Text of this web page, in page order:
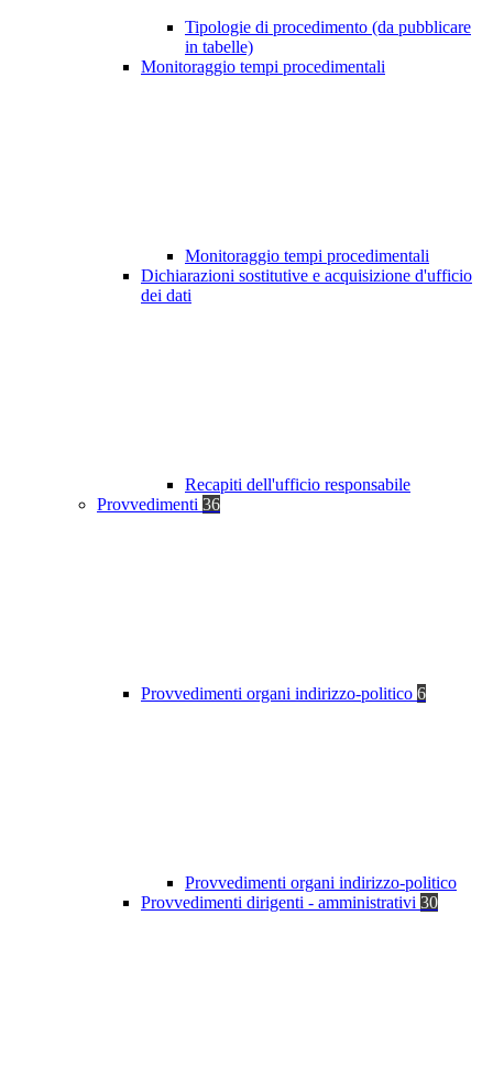
Tipologie di procedimento (da pubblicare
in tabelle)
Monitoraggio tempi procedimentali
Monitoraggio tempi procedimentali
Dichiarazioni sostitutive e acquisizione d'ufficio
dei dati
Recapiti dell'ufficio responsabile
Provvedimenti 36
Provvedimenti organi indirizzo-politico 6
Provvedimenti organi indirizzo-politico
Provvedimenti dirigenti - amministrativi 30